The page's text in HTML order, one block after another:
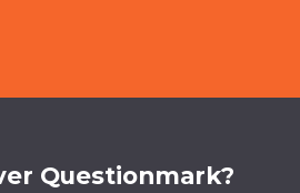
Questionmark?